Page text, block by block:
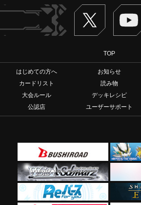
Twitter
TOP
はじめての方へ お知らせ
カードリスト
読み物
大会ルール
デッキレシピ
公認店
ユーザーサポート